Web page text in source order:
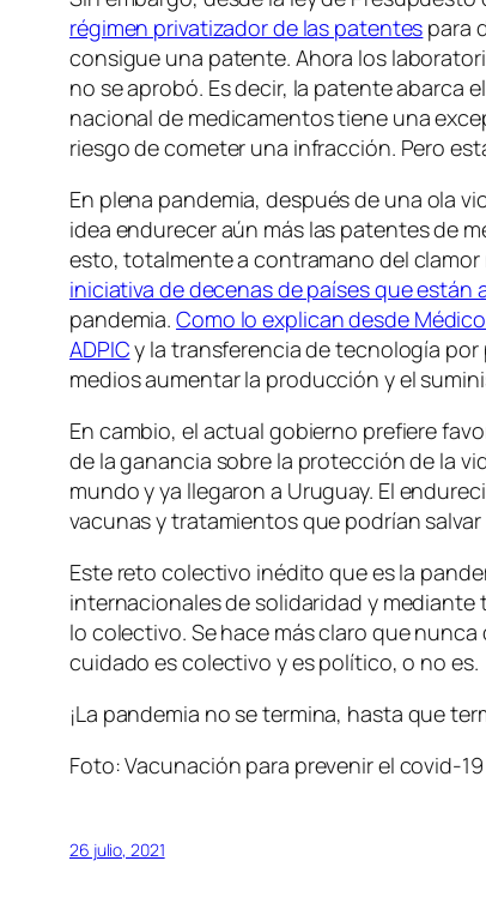
régimen privatizador de las patentes para
consigue una patente. Ahora los
no se aprobó. Es decir, la patente abarca
nacional de medicamentos tiene una
riesgo de cometer una infracción. Pero
En plena pandemia, después de una ola
idea endurecer aún más las patentes de
esto, totalmente a contramano del clamor
iniciativa de decenas de países que
pandemia.Como lo explican desde
ADPICy la transferencia de tecnología
medios aumentar la producción y el
En cambio, el actual gobierno prefiere
de la ganancia sobre la protección de la
mundo y ya llegaron a Uruguay. El
vacunas y tratamientos que podrían salvar
Este reto colectivo inédito que es la
internacionales de solidaridad y
lo colectivo. Se hace más claro que
cuidado es colectivo y es político, o no es.
¡La pandemia no se termina, hasta que
Foto: Vacunación para prevenir el covid-
26 julio, 2021